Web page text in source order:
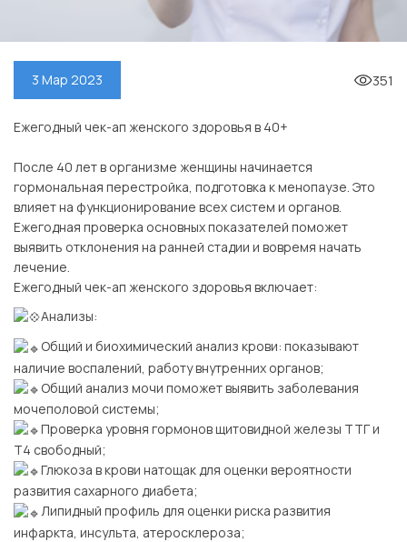
3 Мар 2023 351
Ежегодный чек-ап женского здоровья в 40+
После 40 лет в организме женщины начинается
гормональная перестройка, подготовка к менопаузе. Это
влияет на функционирование всех систем и органов.
Ежегодная проверка основных показателей поможет
выявить отклонения на ранней стадии и вовремя начать
лечение.
Ежегодный чек-ап женского здоровья включает:
Анализы:
Общий и биохимический анализ крови: показывают
наличие воспалений, работу внутренних органов;
Общий анализ мочи поможет выявить заболевания
мочеполовой системы;
Проверка уровня гормонов щитовидной железы ТТГ и
Т4 свободный;
Глюкоза в крови натощак для оценки вероятности
развития сахарного диабета;
Липидный профиль для оценки риска развития
инфаркта, инсульта, атеросклероза;